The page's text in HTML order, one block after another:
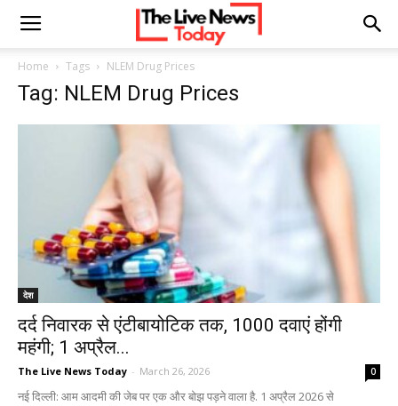
Home Tags NLEM Drug Prices
Tag: NLEM Drug Prices
देश
दर्द निवारक से एंटीबायोटिक तक, 1000 दवाएं होंगी
महंगी; 1 अप्रैल...
The Live News Today - March 26, 2026 0
नई दिल्ली: आम आदमी की जेब पर एक और बोझ पड़ने वाला है. 1 अप्रैल 2026 से